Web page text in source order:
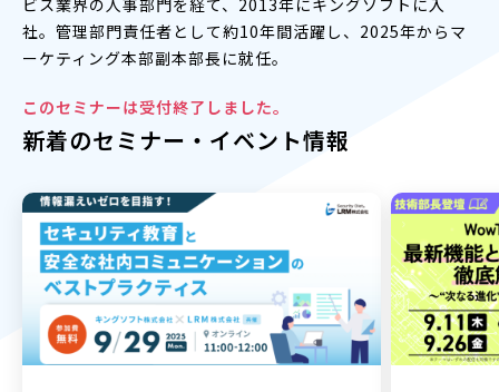
社。管理部門責任者として約10年間活躍し、2025年からマ
ーケティング本部副本部長に就任。
このセミナーは受付終了しました。
新着のセミナー・イベント情報